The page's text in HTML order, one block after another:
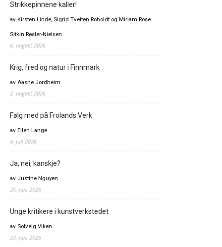
Strikkepinnene kaller!
av Kirsten Linde, Sigrid Tveiten Roholdt og Miriam Rose
Sitkin Røsler-Nielsen
6. august 2026
Krig, fred og natur i Finnmark
av Aasne Jordheim
2. august 2026
Følg med på Frolands Verk
av Ellen Lange
4. juli 2026
Ja, nei, kanskje?
av Justine Nguyen
25. juni 2026
Unge kritikere i kunstverkstedet
av Solveig Viken
23. juni 2026